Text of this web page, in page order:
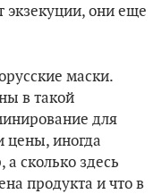
экзекуции, они еще
маски.
в такой
для
цены, иногда
сколько здесь
продукта и что в